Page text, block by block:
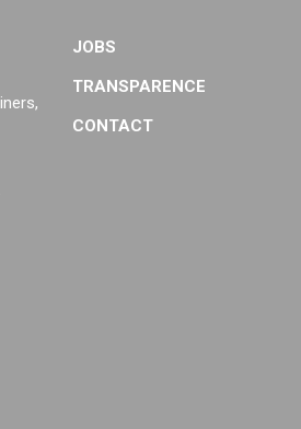
JOBS
TRANSPARENCE
CONTACT